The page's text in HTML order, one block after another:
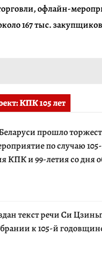
офлайн-
167 тыс.
КПК 105 лет
прошло
по случаю
КПК и 99-летия со дня
текст речи Си
к 105-й